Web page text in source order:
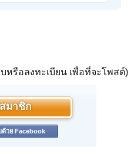
หรือลงทะเบียน เพื่อที่จะโพสต์)
มาชิก
ด้วย Facebook